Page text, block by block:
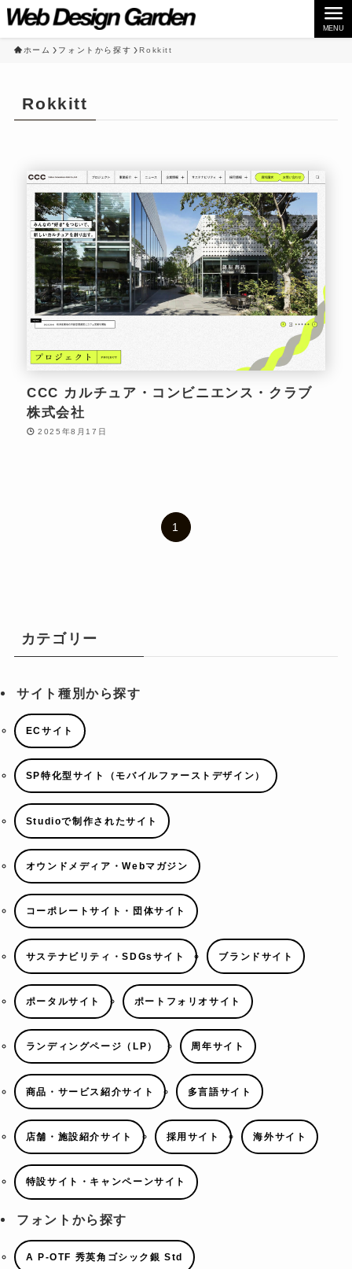
MENU
ホーム フォントから探す Rokkitt
Rokkitt
CCC カルチュア・コンビニエンス・クラブ
株式会社
2025年8月17日
1
カテゴリー
サイト種別から探す
ECサイト
SP特化型サイト（モバイルファーストデザイン）
Studioで制作されたサイト
オウンドメディア・Webマガジン
コーポレートサイト・団体サイト
サステナビリティ・SDGsサイト ブランドサイト
ポータルサイト ポートフォリオサイト
ランディングページ（LP） 周年サイト
商品・サービス紹介サイト 多言語サイト
店舗・施設紹介サイト 採用サイト 海外サイト
特設サイト・キャンペーンサイト
フォントから探す
A P-OTF 秀英角ゴシック銀 Std